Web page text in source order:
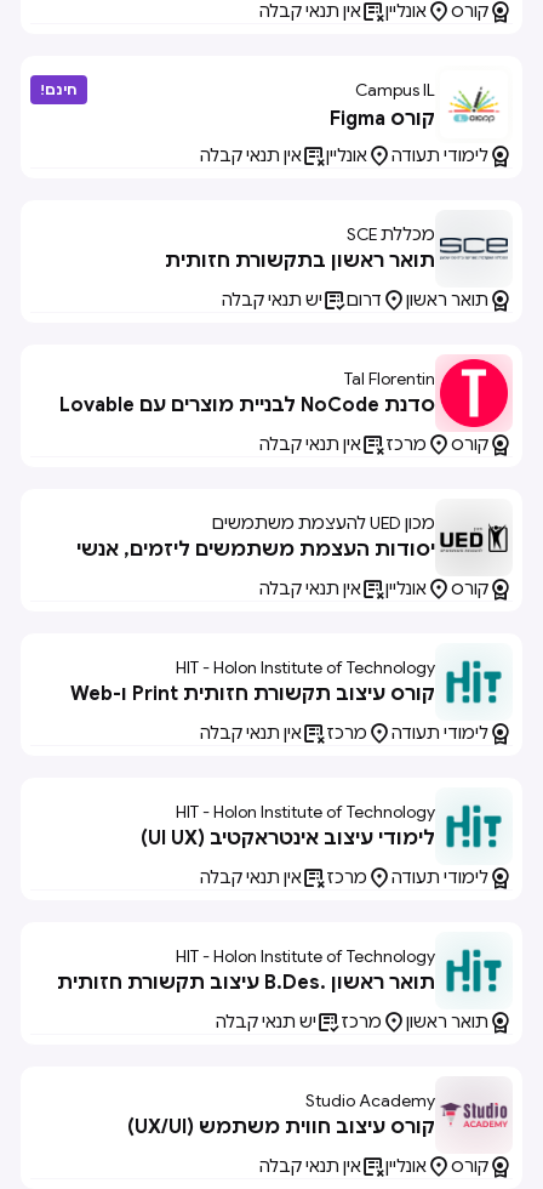
קורסאונלייןאין תנאי קבלה
Campus IL חינם!
קורס Figma
לימודי תעודהאונלייןאין תנאי קבלה
מכללת SCE
תואר ראשון בתקשורת חזותית
 תואר ראשון דרוםיש תנאי קבלה
Tal Florentin
סדנת NoCode לבניית מוצרים עם Lovable
קורס מרכזאין תנאי קבלה
מכון UED להעצמת משתמשים
יסודות העצמת משתמשים ליזמים, אנשי
מוצר ו-UX/UI
קורסאונלייןאין תנאי קבלה
HIT - Holon Institute of Technology
קורס עיצוב תקשורת חזותית Print ו-Web
לימודי תעודה מרכזאין תנאי קבלה
HIT - Holon Institute of Technology
לימודי עיצוב אינטראקטיב (UI UX)
לימודי תעודה מרכזאין תנאי קבלה
HIT - Holon Institute of Technology
תואר ראשון .B.Des עיצוב תקשורת חזותית
 תואר ראשון מרכזיש תנאי קבלה
Studio Academy
קורס עיצוב חווית משתמש (UX/UI)
קורסאונלייןאין תנאי קבלה